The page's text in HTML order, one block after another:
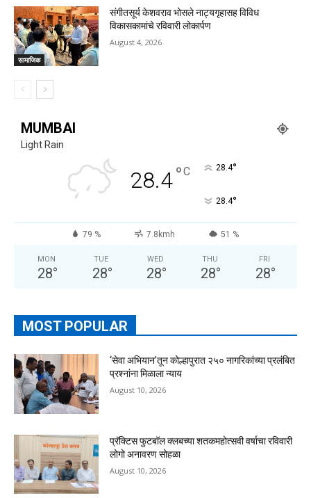
सामाजिक
संगीतसूर्य केशवराव भोसले नाट्यगृहासह विविध
विकासकामांचे रविवारी लोकार्पण
August 4, 2026
MUMBAI
Light Rain
28.4°C 28.4°
28.4°
79 % 7.8kmh 51 %
MON
28°
TUE
28°
WED
28°
THU
28°
FRI
28°
MOST POPULAR
‘सेवा अभियान’तून कोल्हापुरात २५० नागरिकांच्या प्रलंबित
प्रश्नांना मिळाला न्याय
August 10, 2026
प्रॅक्टिस फुटबॉल क्लबच्या शतकमहोत्सवी वर्षाचा रविवारी
लोगो अनावरण सोहळा
August 10, 2026